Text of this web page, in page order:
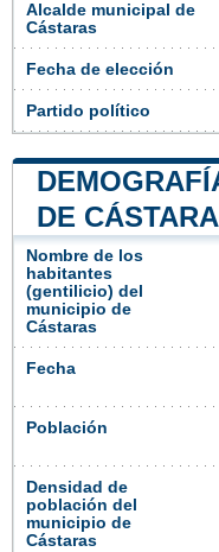
Alcalde municipal de
Cástaras
Fecha de elección
Partido político
DE
Nombre de los
habitantes
(gentilicio) del
municipio de
Cástaras
Fecha
Población
Densidad de
población del
municipio de
Cástaras